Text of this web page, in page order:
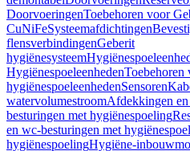
DoorvoeringenToebehoren voor
CuNiFeSysteemafdichtingen
flensverbindingenGeberit
hygiënesysteem
HygiënespoeleenhedenToebehoren
hygiënespoeleenhedenSensoren
watervolumestroomAfdekkingen
besturingen met hygiënespoeling
en wc-besturingen met
hygiënespoelingHygiëne-